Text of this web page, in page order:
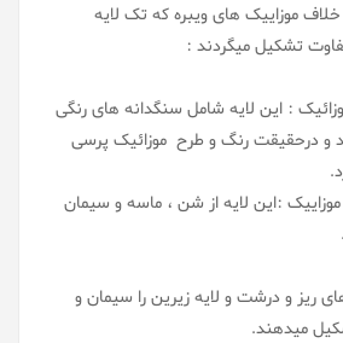
موزاییک های ویبره که تک لایه
تشکیل میگردند :
: این لایه شامل سنگدانه های رنگی
و درحقیقت رنگ و طرح موزائیک پرسی
موزاییک :این لایه از شن ، ماسه و سیمان
ریز و درشت و لایه زیرین را سیمان و
میدهند.